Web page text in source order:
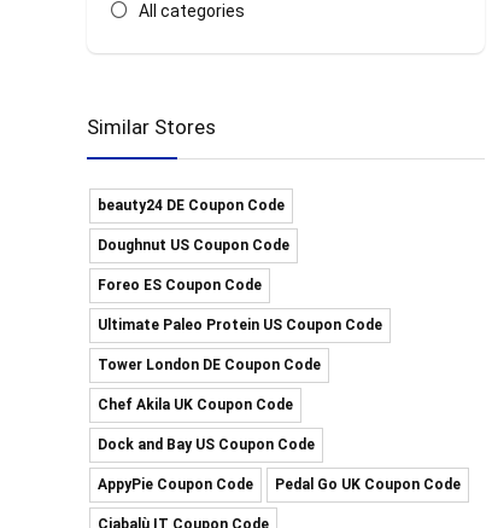
All categories
Similar Stores
beauty24 DE Coupon Code
Doughnut US Coupon Code
Foreo ES Coupon Code
Ultimate Paleo Protein US Coupon Code
Tower London DE Coupon Code
Chef Akila UK Coupon Code
Dock and Bay US Coupon Code
AppyPie Coupon Code Pedal Go UK Coupon Code
Ciabalù IT Coupon Code